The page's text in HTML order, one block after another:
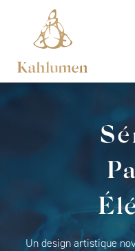
Navigation
Un design artistique